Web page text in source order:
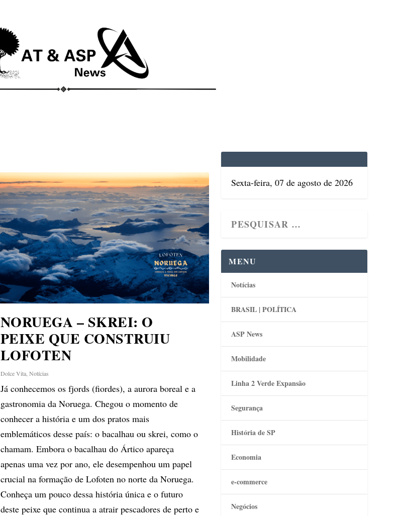
NORUEGA – SKREI: O
PEIXE QUE CONSTRUIU
LOFOTEN
Dolce Vita, Notícias
Já conhecemos os fjords (fiordes), a aurora boreal e a
gastronomia da Noruega. Chegou o momento de
conhecer a história e um dos pratos mais
emblemáticos desse país: o bacalhau ou skrei, como o
chamam. Embora o bacalhau do Ártico apareça
apenas uma vez por ano, ele desempenhou um papel
crucial na formação de Lofoten no norte da Noruega.
Conheça um pouco dessa história única e o futuro
deste peixe que continua a atrair pescadores de perto e
Sexta-feira, 07 de agosto de 2026
MENU
Notícias
BRASIL | POLÍTICA
ASP News
Mobilidade
Linha 2 Verde Expansão
Segurança
História de SP
Economia
e-commerce
Negócios